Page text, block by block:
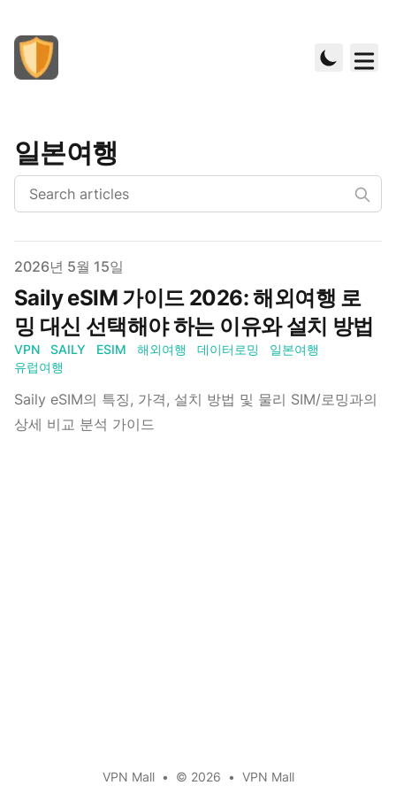
일본여행
Published on
2026년 5월 15일
Saily eSIM 가이드 2026: 해외여행 로
밍 대신 선택해야 하는 이유와 설치 방법
VPN SAILY ESIM 해외여행 데이터로밍
일본여행
유럽여행
Saily eSIM의 특징, 가격, 설치 방법 및 물리 SIM/로밍과의
상세 비교 분석 가이드
VPN Mall • © 2026 • VPN Mall